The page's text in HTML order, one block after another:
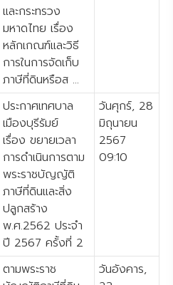
และกระทรวง
มหาดไทย เรื่อง
หลักเกณฑ์และวิธี
การในการจัดเก็บ
ภาษีที่ดินหรือส ...
ประกาศเทศบาล
เมืองบุรีรัมย์
เรื่อง ขยายเวลา
การดำเนินการตาม
พระราชบัญญัติ
ภาษีที่ดินและสิ่ง
ปลูกสร้าง
พ.ศ.2562 ประจำ
ปี 2567 ครั้งที่ 2
วันศุกร์, 28
มิถุนายน
2567
09:10
ตามพระราช
วันอังคาร,